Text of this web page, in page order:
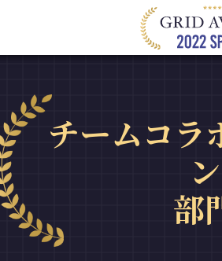
チームコラ
ン
部